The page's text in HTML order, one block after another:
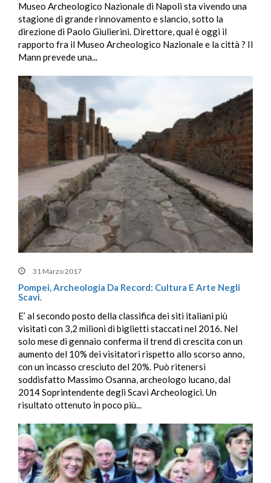
Museo Archeologico Nazionale di Napoli sta vivendo una
stagione di grande rinnovamento e slancio, sotto la
direzione di Paolo Giulierini. Direttore, qual è oggi il
rapporto fra il Museo Archeologico Nazionale e la città ? Il
Mann prevede una...
31 Marzo 2017
Pompei, Archeologia Da Record: Cultura E Arte Negli
Scavi.
E’ al secondo posto della classifica dei siti italiani più
visitati con 3,2 milioni di biglietti staccati nel 2016. Nel
solo mese di gennaio conferma il trend di crescita con un
aumento del 10% dei visitatori rispetto allo scorso anno,
con un incasso cresciuto del 20%. Può ritenersi
soddisfatto Massimo Osanna, archeologo lucano, dal
2014 Soprintendente degli Scavi Archeologici. Un
risultato ottenuto in poco più...